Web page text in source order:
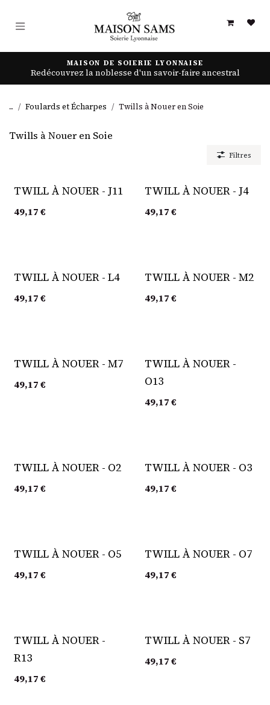
MAISON DE SOIERIE LYONNAISE
Redécouvrez la noblesse d'un savoir-faire ancestral
... Foulards et Écharpes Twills à Nouer en Soie
Twills à Nouer en Soie
Filtres
TWILL À NOUER - J11
49,17€
TWILL À NOUER - J4
49,17€
TWILL À NOUER - L4
49,17€
TWILL À NOUER - M2
49,17€
TWILL À NOUER - M7
49,17€
TWILL À NOUER -
O13
49,17€
TWILL À NOUER - O2
49,17€
TWILL À NOUER - O3
49,17€
TWILL À NOUER - O5
49,17€
TWILL À NOUER - O7
49,17€
TWILL À NOUER -
R13
49,17€
TWILL À NOUER - S7
49,17€